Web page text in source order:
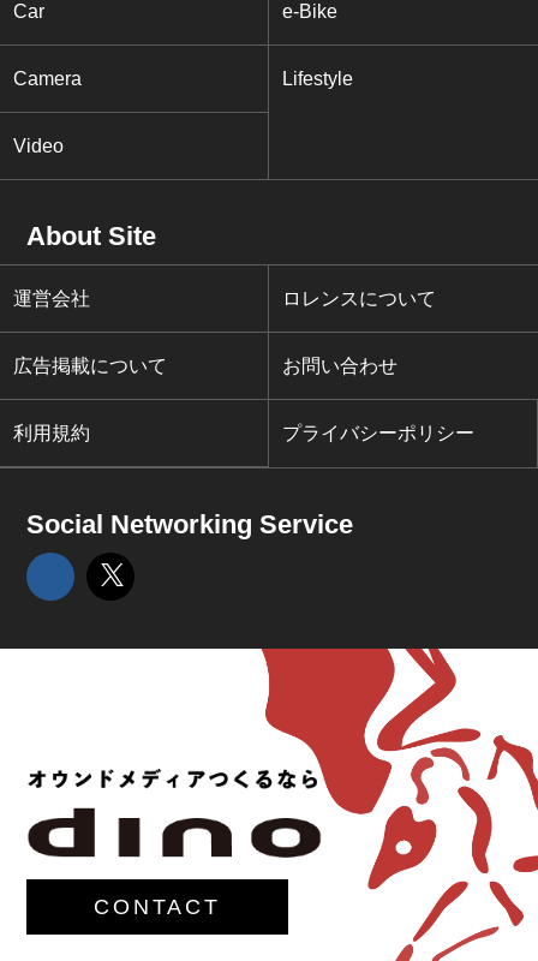
Car e-Bike
Camera Lifestyle
Video
About Site
運営会社 ロレンスについて
広告掲載について お問い合わせ
利用規約 プライバシーポリシー
Social Networking Service
CONTACT